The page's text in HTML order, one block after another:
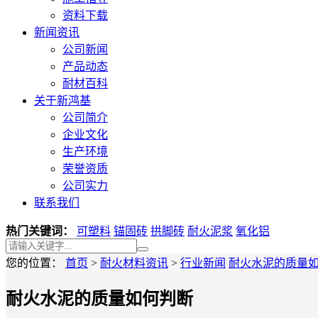
资料下载
新闻资讯
公司新闻
产品动态
耐材百科
关于新鸿基
公司简介
企业文化
生产环境
荣誉资质
公司实力
联系我们
热门关键词： 可塑料 锚固砖 拱脚砖 耐火泥浆 氧化铝
您的位置： 首页 > 耐火材料资讯 > 行业新闻 耐火水泥的质量
耐火水泥的质量如何判断